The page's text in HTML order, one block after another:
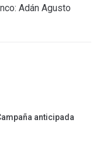
Adán Agusto
anticipada